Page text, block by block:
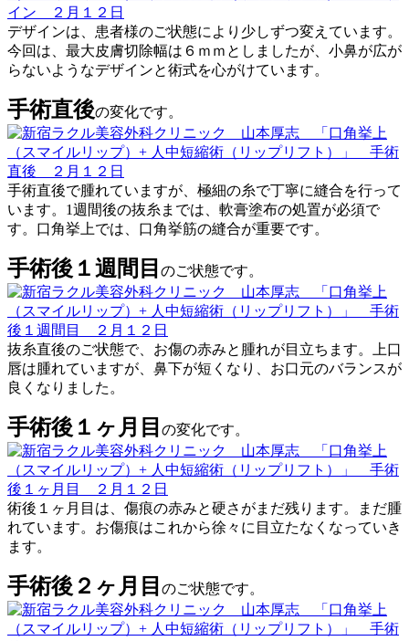
デザインは、患者様のご状態により少しずつ変えています。
今回は、最大皮膚切除幅は６ｍｍとしましたが、小鼻が広が
らないようなデザインと術式を心がけています。
手術直後の変化です。
手術直後で腫れていますが、極細の糸で丁寧に縫合を行って
います。1週間後の抜糸までは、軟膏塗布の処置が必須で
す。口角挙上では、口角挙筋の縫合が重要です。
手術後１週間目 のご状態です。
抜糸直後のご状態で、お傷の赤みと腫れが目立ちます。上口
唇は腫れていますが、鼻下が短くなり、お口元のバランスが
良くなりました。
手術後１ヶ月目 の変化です。
術後１ヶ月目は、傷痕の赤みと硬さがまだ残ります。まだ腫
れています。お傷痕はこれから徐々に目立たなくなっていき
ます。
手術後２ヶ月目 のご状態です。